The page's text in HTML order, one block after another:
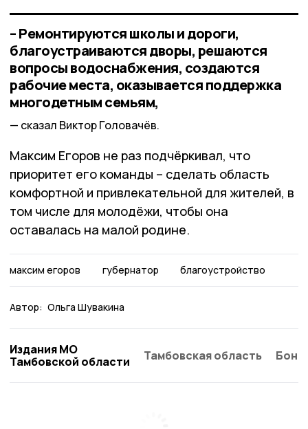
– Ремонтируются школы и дороги,
благоустраиваются дворы, решаются
вопросы водоснабжения, создаются
рабочие места, оказывается поддержка
многодетным семьям,
сказал Виктор Головачёв.
Максим Егоров не раз подчёркивал, что
приоритет его команды – сделать область
комфортной и привлекательной для жителей, в
том числе для молодёжи, чтобы она
оставалась на малой родине.
максим егоров губернатор благоустройство
Автор: Ольга Шувакина
Издания МО
Тамбовской области
Тамбовская область